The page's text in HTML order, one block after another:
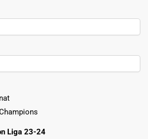
Liga 23-24